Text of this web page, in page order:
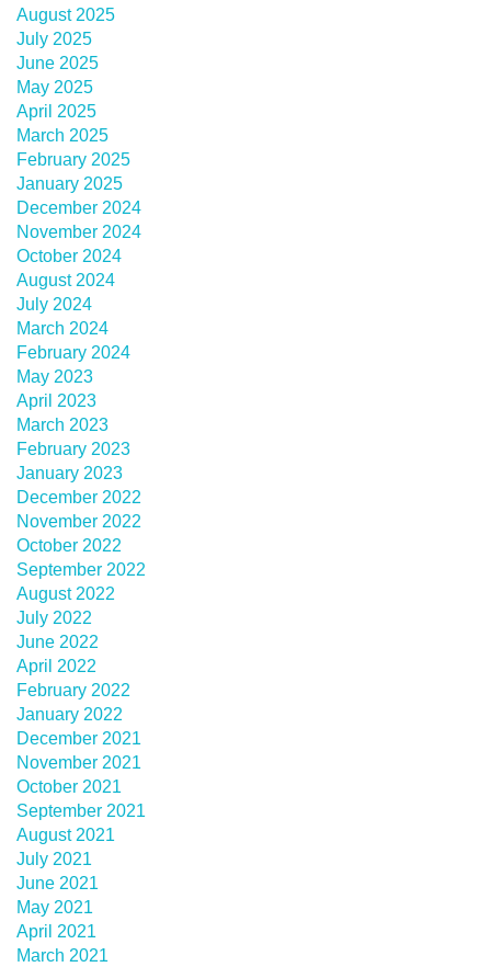
August 2025
July 2025
June 2025
May 2025
April 2025
March 2025
February 2025
January 2025
December 2024
November 2024
October 2024
August 2024
July 2024
March 2024
February 2024
May 2023
April 2023
March 2023
February 2023
January 2023
December 2022
November 2022
October 2022
September 2022
August 2022
July 2022
June 2022
April 2022
February 2022
January 2022
December 2021
November 2021
October 2021
September 2021
August 2021
July 2021
June 2021
May 2021
April 2021
March 2021